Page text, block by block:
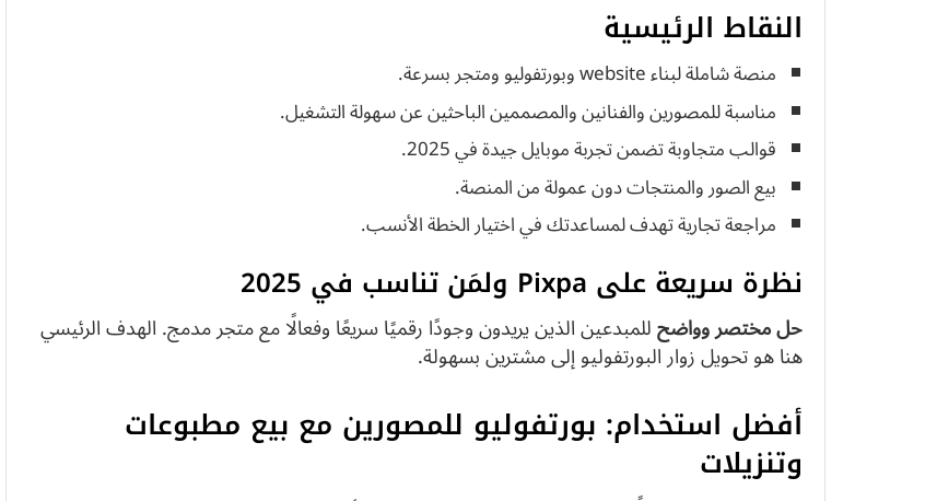
النقاط الرئيسية
منصة شاملة لبناء website وبورتفوليو ومتجر بسرعة.
مناسبة للمصورين والفنانين والمصممين الباحثين عن سهولة التشغيل.
قوالب متجاوبة تضمن تجربة موبايل جيدة في 2025.
بيع الصور والمنتجات دون عمولة من المنصة.
مراجعة تجارية تهدف لمساعدتك في اختيار الخطة الأنسب.
نظرة سريعة على Pixpa ولمَن تناسب في 2025
حل مختصر وواضحللمبدعين الذين يريدون وجودًا رقميًا سريعًا وفعالًا مع متجر مدمج. الهدف الرئيسي
هنا هو تحويل زوار البورتفوليو إلى مشترين بسهولة.
أفضل استخدام: بورتفوليو للمصورين مع بيع مطبوعات
وتنزيلات